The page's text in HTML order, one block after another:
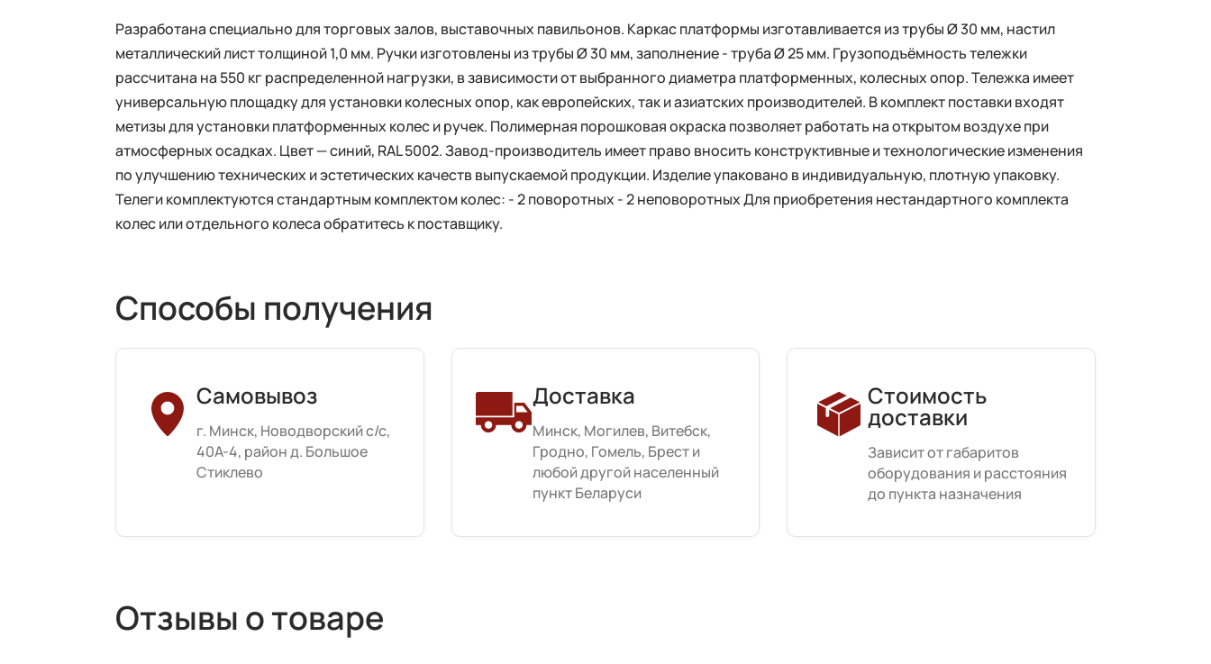
Разработана специально для торговых залов, выставочных павильонов. Каркас платформы изготавливается из трубы Ø 30 мм, настил
металлический лист толщиной 1,0 мм. Ручки изготовлены из трубы Ø 30 мм, заполнение - труба Ø 25 мм. Грузоподъёмность тележки
рассчитана на 550 кг распределенной нагрузки, в зависимости от выбранного диаметра платформенных, колесных опор. Тележка имеет
универсальную площадку для установки колесных опор, как европейских, так и азиатских производителей. В комплект поставки входят
метизы для установки платформенных колес и ручек. Полимерная порошковая окраска позволяет работать на открытом воздухе при
атмосферных осадках. Цвет — синий, RAL 5002. Завод-производитель имеет право вносить конструктивные и технологические изменения
по улучшению технических и эстетических качеств выпускаемой продукции. Изделие упаковано в индивидуальную, плотную упаковку.
Телеги комплектуются стандартным комплектом колес: - 2 поворотных - 2 неповоротных Для приобретения нестандартного комплекта
колес или отдельного колеса обратитесь к поставщику.
Способы получения
Самовывоз
г. Минск, Новодворский с/с,
40А-4, район д. Большое
Стиклево
Доставка
Минск, Могилев, Витебск,
Гродно, Гомель, Брест и
любой другой населенный
пункт Беларуси
Стоимость
доставки
Зависит от габаритов
оборудования и расстояния
до пункта назначения
Отзывы о товаре